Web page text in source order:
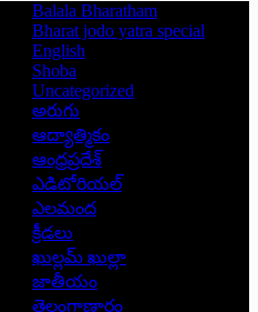
Balala Bharatham
Bharat jodo yatra special
English
Shoba
Uncategorized
అరుగు
ఆద్యాత్మికం
ఆంధ్రప్రదేశ్
ఎడిటోరియల్
ఎలమంద
క్రీడలు
ఖుల్లమ్ ఖుల్లా
జాతీయం
తెలంగాణార్థం